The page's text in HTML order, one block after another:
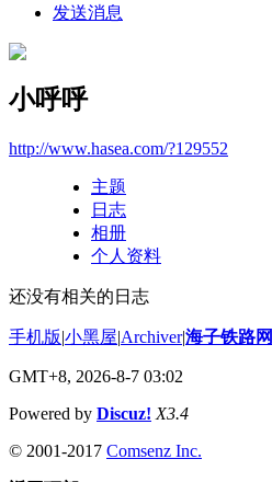
发送消息
小呼呼
http://www.hasea.com/?129552
主题
日志
相册
个人资料
还没有相关的日志
手机版|小黑屋|Archiver|海子铁路网
GMT+8, 2026-8-7 03:02
Powered by Discuz! X3.4
© 2001-2017 Comsenz Inc.